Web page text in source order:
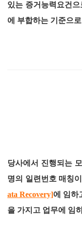
있는 증거능력요건
에 부합하는 기준으
당사에서 진행되는
명의 일련번호 매칭
ata Recovery]에 임하
을 가지고 업무에 임